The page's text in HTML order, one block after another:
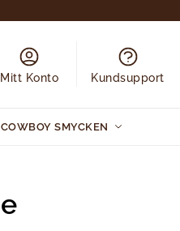
Mitt Konto Kundsupport
COWBOY SMYCKEN